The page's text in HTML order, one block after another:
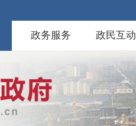
政务服务 政民互动